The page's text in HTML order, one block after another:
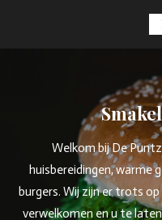
Welkom bij De
huisbereidingen, warme
burgers. Wij zijn er trots
verwelkomen en u te